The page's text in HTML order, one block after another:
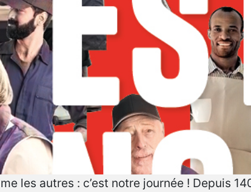
les autres : c’est notre journée ! Depuis